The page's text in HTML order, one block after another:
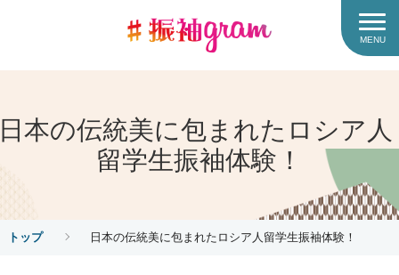
MENU
本の伝統美に包まれたロシア人
留学生振袖体験！
トップ 日本の伝統美に包まれたロシア人留学生振袖体験！